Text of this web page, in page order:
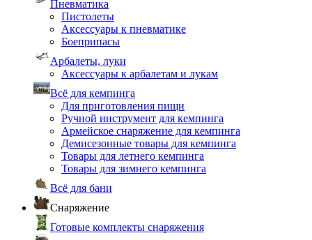
Пневматика
Пистолеты
Аксессуары к пневматике
Боеприпасы
Арбалеты, луки
Аксессуары к арбалетам и лукам
Всё для кемпинга
Для приготовления пищи
Ручной инструмент для кемпинга
Армейское снаряжение для кемпинга
Демисезонные товары для кемпинга
Товары для летнего кемпинга
Товары для зимнего кемпинга
Всё для бани
Снаряжение
Готовые комплекты снаряжения